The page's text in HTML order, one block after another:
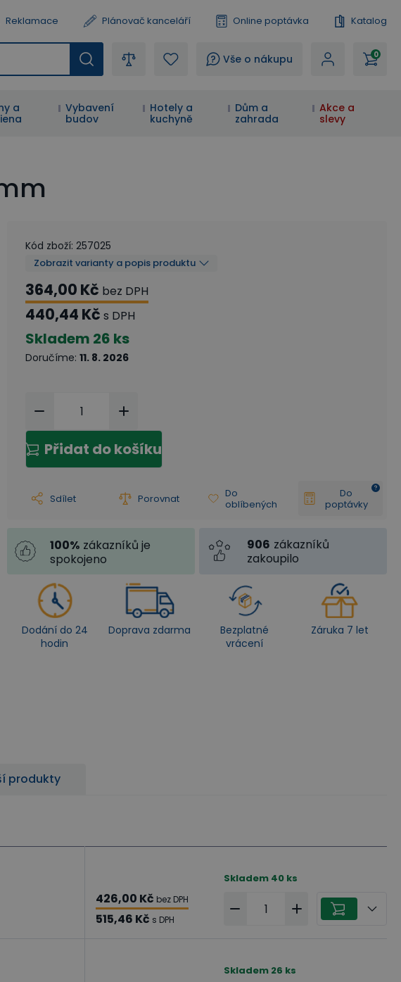
Reklamace Plánovač kanceláří Online poptávka Katalog
? Vše o nákupu 0
a
Vybavení
budov
Hotely a
kuchyně
Dům a
zahrada
Akce a
slevy
Kód zboží: 257025
Zobrazit varianty a popis produktu
364,00 Kč bez DPH
440,44 Kč s DPH
Skladem 26 ks
Doručíme: 11. 8. 2026
Přidat do košíku
Sdílet Porovnat
Do
oblíbených
Do
poptávky
100% zákazníků je
spokojeno
906 zákazníků
zakoupilo
Dodání do 24
hodin
Doprava zdarma
Bezplatné
vrácení
Záruka 7 let
produkty
426,00 Kč bez DPH
515,46 Kč s DPH
Skladem 40 ks
Skladem 26 ks